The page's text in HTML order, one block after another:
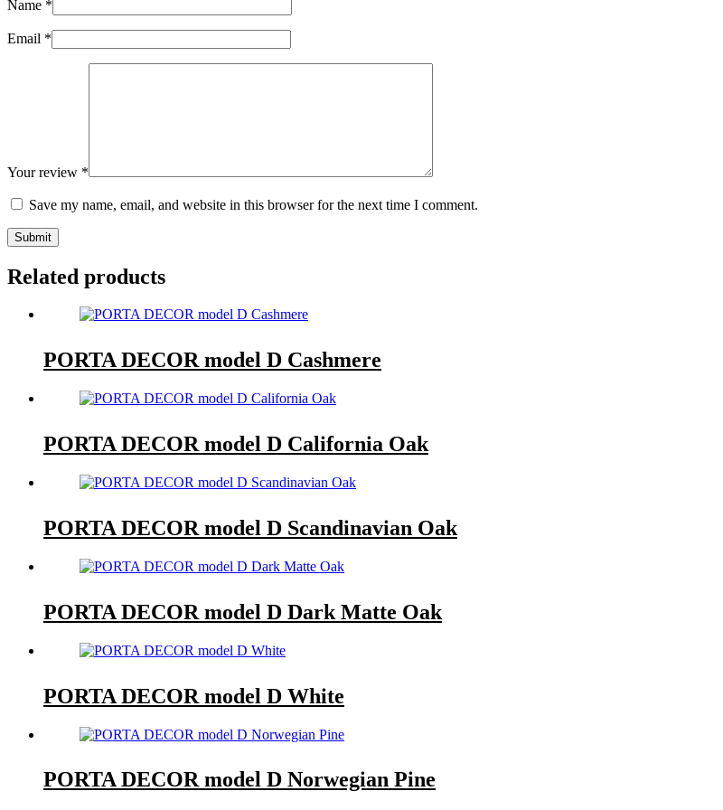
Name *
Email *
Your review *
Save my name, email, and website in this browser for the next time I comment.
Submit
Related products
PORTA DECOR model D Cashmere
PORTA DECOR model D California Oak
PORTA DECOR model D Scandinavian Oak
PORTA DECOR model D Dark Matte Oak
PORTA DECOR model D White
PORTA DECOR model D Norwegian Pine